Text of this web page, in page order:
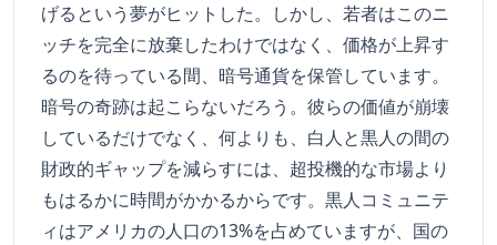
げるという夢がヒットした。しかし、若者はこのニ
ッチを完全に放棄したわけではなく、価格が上昇す
るのを待っている間、暗号通貨を保管しています。
暗号の奇跡は起こらないだろう。彼らの価値が崩壊
しているだけでなく、何よりも、白人と黒人の間の
財政的ギャップを減らすには、超投機的な市場より
もはるかに時間がかかるからです。黒人コミュニテ
ィはアメリカの人口の13%を占めていますが、国の